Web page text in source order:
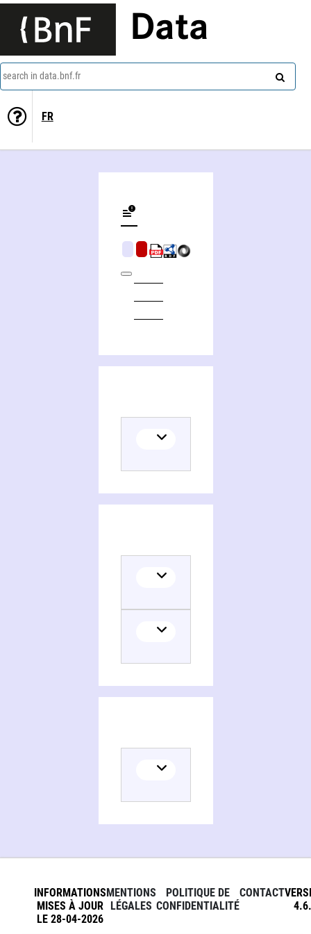
Data
search in data.bnf.fr
FR
INFORMATIONS
MISES À JOUR
LE 28-04-2026
MENTIONS
LÉGALES
POLITIQUE DE
CONFIDENTIALITÉ
CONTACT